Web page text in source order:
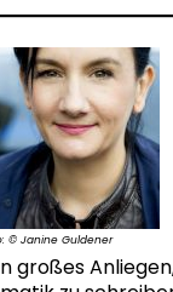
© Janine Guldener
großes